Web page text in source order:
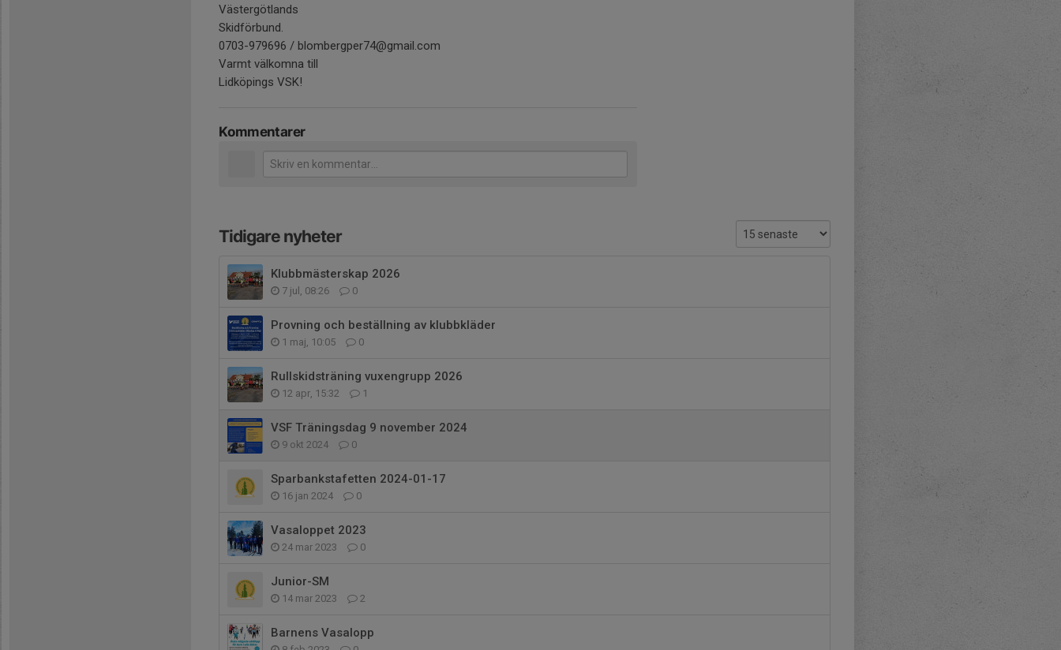
Västergötlands
Skidförbund.
0703-979696 / blombergper74@gmail.com
Varmt välkomna till
Lidköpings VSK!
Kommentarer
Tidigare nyheter
Klubbmästerskap 2026
7 jul, 08:26 0
Provning och beställning av klubbkläder
1 maj, 10:05 0
Rullskidsträning vuxengrupp 2026
12 apr, 15:32 1
VSF Träningsdag 9 november 2024
9 okt 2024 0
Sparbankstafetten 2024-01-17
16 jan 2024 0
Vasaloppet 2023
24 mar 2023 0
Junior-SM
14 mar 2023 2
Barnens Vasalopp